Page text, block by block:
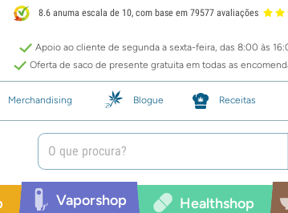
8.6 anuma escala de 10, com base em 79577 avaliações
Apoio ao cliente de segunda a sexta-feira, das 8:00 às
Oferta de saco de presente gratuita em todas as
Merchandising Blogue Receitas
Vaporshop Healthshop